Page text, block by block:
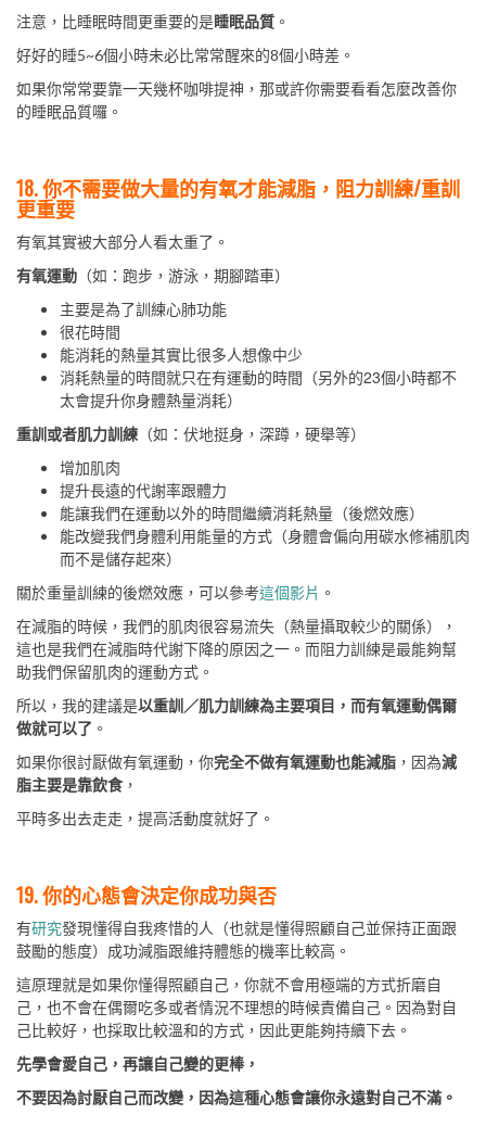
注意，比睡眠時間更重要的是睡眠品質 。
好好的睡5~6個小時未必比常常醒來的8個小時差。
如果你常常要靠一天幾杯咖啡提神，那或許你需要看看怎麼改善你
的睡眠品質囉。
18. 你不需要做大量的有氧才能減脂，阻力訓練/重訓
更重要
有氧其實被大部分人看太重了。
有氧運動 （如：跑步，游泳，期腳踏車）
主要是為了訓練心肺功能
很花時間
能消耗的熱量其實比很多人想像中少
消耗熱量的時間就只在有運動的時間（另外的23個小時都不
太會提升你身體熱量消耗）
重訓或者肌力訓練 （如：伏地挺身，深蹲，硬舉等）
增加肌肉
提升長遠的代謝率跟體力
能讓我們在運動以外的時間繼續消耗熱量（後燃效應）
能改變我們身體利用能量的方式（身體會偏向用碳水修補肌肉
而不是儲存起來）
關於重量訓練的後燃效應，可以參考這個影片 。
在減脂的時候，我們的肌肉很容易流失（熱量攝取較少的關係），
這也是我們在減脂時代謝下降的原因之一。而阻力訓練是最能夠幫
助我們保留肌肉的運動方式。
所以，我的建議是以重訓／肌力訓練為主要項目，而有氧運動偶爾
做就可以了 。
如果你很討厭做有氧運動，你完全不做有氧運動也能減脂 ，因為減
脂主要是靠飲食 ，
平時多出去走走，提高活動度就好了。
19. 你的心態會決定你成功與否
有研究發現懂得自我疼惜的人（也就是懂得照顧自己並保持正面跟
鼓勵的態度）成功減脂跟維持體態的機率比較高。
這原理就是如果你懂得照顧自己，你就不會用極端的方式折磨自
己，也不會在偶爾吃多或者情況不理想的時候責備自己。因為對自
己比較好，也採取比較溫和的方式，因此更能夠持續下去。
先學會愛自己，再讓自己變的更棒，
不要因為討厭自己而改變，因為這種心態會讓你永遠對自己不滿。